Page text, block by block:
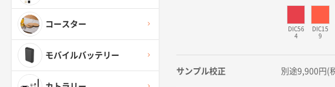
コースター
モバイルバッテリー
DIC56
4
DIC15
9
サンプル校正 別途9,900円(